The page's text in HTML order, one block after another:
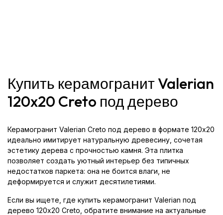
Купить керамогранит Valerian
120x20 Creto под дерево
Керамогранит Valerian Creto под дерево в формате 120x20
идеально имитирует натуральную древесину, сочетая
эстетику дерева с прочностью камня. Эта плитка
позволяет создать уютный интерьер без типичных
недостатков паркета: она не боится влаги, не
деформируется и служит десятилетиями.
Если вы ищете, где купить керамогранит Valerian под
дерево 120x20 Creto, обратите внимание на актуальные